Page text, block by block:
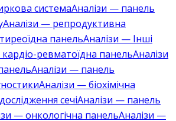
системаАналізи — панель
Аналізи — репродуктивна
панельАналізи — Інші
ревматоїдна панельАналізи
Аналізи — панель
Аналізи — біохімічна
сечіАналізи — панель
— онкологічна панельАналізи —